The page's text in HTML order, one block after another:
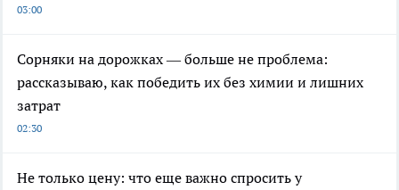
03:00
Сорняки на дорожках — больше не проблема:
рассказываю, как победить их без химии и лишних
затрат
02:30
Не только цену: что еще важно спросить у